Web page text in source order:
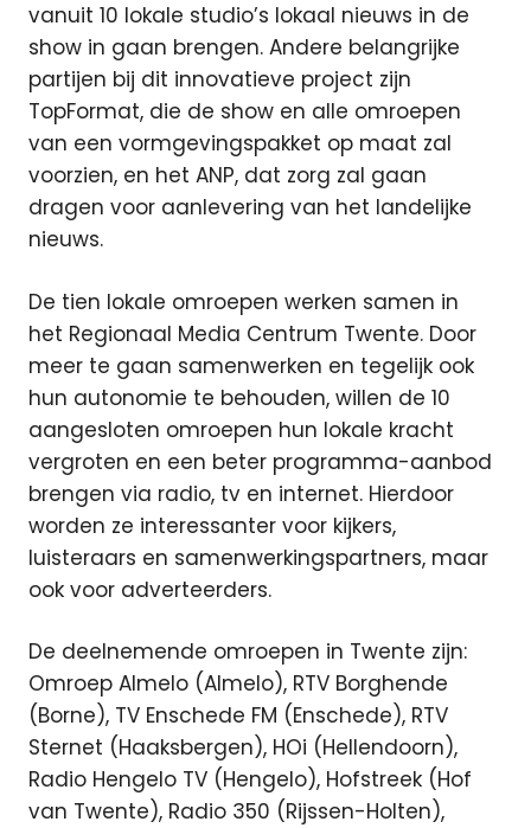
vanuit 10 lokale studio’s lokaal nieuws in de
show in gaan brengen. Andere belangrijke
partijen bij dit innovatieve project zijn
TopFormat, die de show en alle omroepen
van een vormgevingspakket op maat zal
voorzien, en het ANP, dat zorg zal gaan
dragen voor aanlevering van het landelijke
nieuws.
De tien lokale omroepen werken samen in
het Regionaal Media Centrum Twente. Door
meer te gaan samenwerken en tegelijk ook
hun autonomie te behouden, willen de 10
aangesloten omroepen hun lokale kracht
vergroten en een beter programma-aanbod
brengen via radio, tv en internet. Hierdoor
worden ze interessanter voor kijkers,
luisteraars en samenwerkingspartners, maar
ook voor adverteerders.
De deelnemende omroepen in Twente zijn:
Omroep Almelo (Almelo), RTV Borghende
(Borne), TV Enschede FM (Enschede), RTV
Sternet (Haaksbergen), HOi (Hellendoorn),
Radio Hengelo TV (Hengelo), Hofstreek (Hof
van Twente), Radio 350 (Rijssen-Holten),